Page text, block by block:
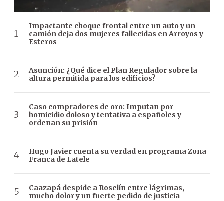
Impactante choque frontal entre un auto y un
camión deja dos mujeres fallecidas en Arroyos y
Esteros
Asunción: ¿Qué dice el Plan Regulador sobre la
altura permitida para los edificios?
Caso compradores de oro: Imputan por
homicidio doloso y tentativa a españoles y
ordenan su prisión
Hugo Javier cuenta su verdad en programa Zona
Franca de Latele
Caazapá despide a Roselín entre lágrimas,
mucho dolor y un fuerte pedido de justicia